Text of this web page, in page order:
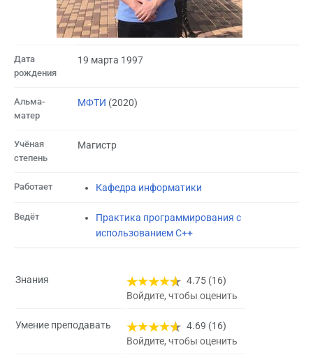
Дата
рождения
19 марта 1997
Альма-
матер
МФТИ (2020)
Учёная
степень
Магистр
Работает Кафедра информатики
Ведёт
Практика программирования с
использованием С++
Знания
4.75 (16)
Войдите, чтобы оценить
Умение преподавать
4.69 (16)
Войдите, чтобы оценить